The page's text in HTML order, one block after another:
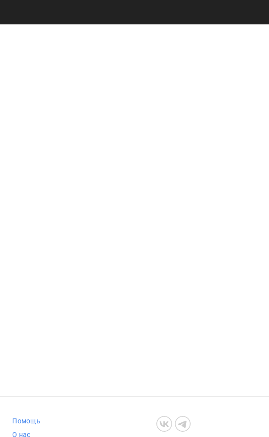
Помощь
О нас